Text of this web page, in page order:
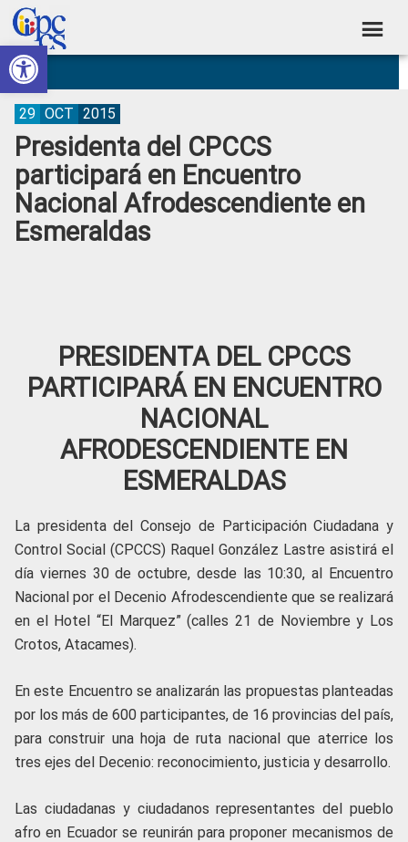
Abrir barra de herramientas
Skip
to
primary
navigation
Skip
to
main
content
Skip
to
primary
sidebar
Skip
to
footer
Consejo
de
Participación
Ciudadana
Control
Social
Construyendo
Poder
Ciudadano
Presidenta del CPCCS
participará en Encuentro
Nacional Afrodescendiente en
Esmeraldas
29 OCT 2015
PRESIDENTA DEL CPCCS
PARTICIPARÁ EN ENCUENTRO
NACIONAL
AFRODESCENDIENTE EN
ESMERALDAS
La presidenta del Consejo de Participación Ciudadana y
Control Social (CPCCS) Raquel González Lastre asistirá el
día viernes 30 de octubre, desde las 10:30, al Encuentro
Nacional por el Decenio Afrodescendiente que se realizará
en el Hotel “El Marquez” (calles 21 de Noviembre y Los
Crotos, Atacames).
En este Encuentro se analizarán las propuestas planteadas
por los más de 600 participantes, de 16 provincias del país,
para construir una hoja de ruta nacional que aterrice los
tres ejes del Decenio: reconocimiento, justicia y desarrollo.
Las ciudadanas y ciudadanos representantes del pueblo
afro en Ecuador se reunirán para proponer mecanismos de